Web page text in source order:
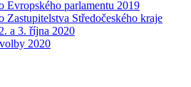
Evropského parlamentu 2019
Zastupitelstva Středočeského kraje
a 3. října 2020
2020